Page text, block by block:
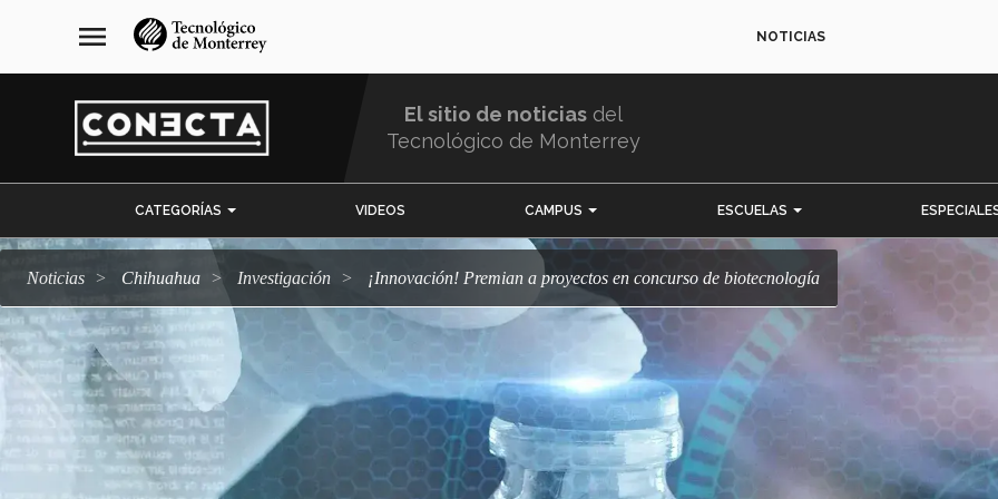
navegación
principal
menu NOTICIAS
El sitio de noticias del
Tecnológico de Monterrey
CATEGORÍAS VIDEOS CAMPUS ESCUELAS
Noticias Chihuahua Investigación ¡Innovación! Premian a proyectos en concurso de biotecnología